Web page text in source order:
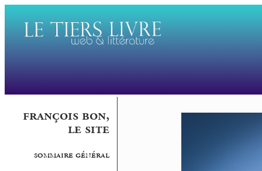
françois bon,
le site
sommaire général